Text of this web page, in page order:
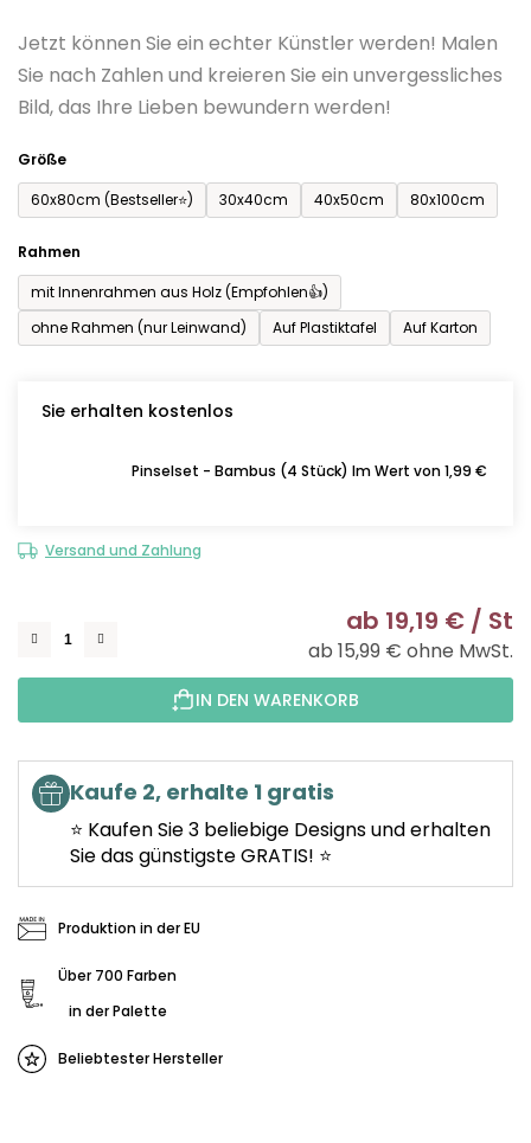
Jetzt können Sie ein echter Künstler werden! Malen
Sie nach Zahlen und kreieren Sie ein unvergessliches
Bild, das Ihre Lieben bewundern werden!
Größe
60x80cm (Bestseller⭐)
30x40cm 40x50cm 80x100cm
Rahmen
mit Innenrahmen aus Holz (Empfohlen👍)
ohne Rahmen (nur Leinwand)
Auf Plastiktafel Auf Karton
Sie erhalten kostenlos
Pinselset - Bambus (4 Stück) Im Wert von 1,99 €
Versand und Zahlung
ab 19,19 € / St
ab 15,99 € ohne MwSt.
IN DEN WARENKORB
Kaufe 2, erhalte 1 gratis
⭐ Kaufen Sie 3 beliebige Designs und erhalten
Sie das günstigste GRATIS! ⭐
Produktion in der EU
Über 700 Farben
in der Palette
Beliebtester Hersteller
von
5
Sternen.